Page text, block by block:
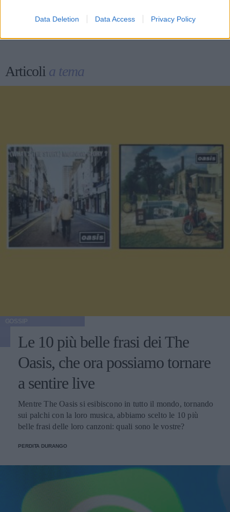
Data Deletion Data Access Privacy Policy
Articoli a tema
Le 10 più belle frasi dei The
Oasis, che ora possiamo tornare
a sentire live
Mentre The Oasis si esibiscono in tutto il mondo, tornando
sui palchi con la loro musica, abbiamo scelto le 10 più
belle frasi delle loro canzoni: quali sono le vostre?
PERDITA DURANGO